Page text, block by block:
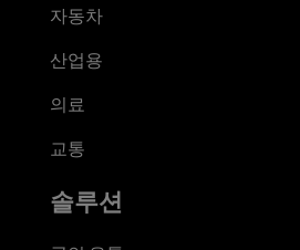
자동차
산업용
의료
교통
솔루션